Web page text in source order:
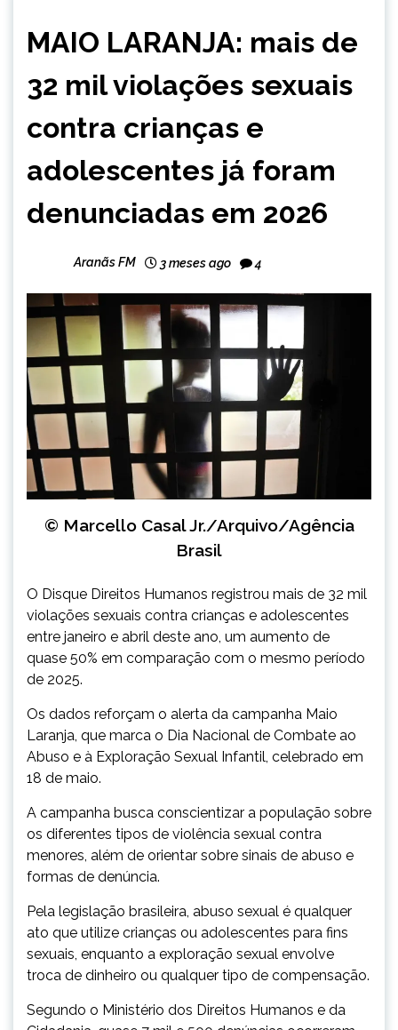
NOTÍCIAS
MAIO LARANJA: mais de
32 mil violações sexuais
contra crianças e
adolescentes já foram
denunciadas em 2026
Aranãs FM 3 meses ago 4
© Marcello Casal Jr./Arquivo/Agência
Brasil
O Disque Direitos Humanos registrou mais de 32 mil
violações sexuais contra crianças e adolescentes
entre janeiro e abril deste ano, um aumento de
quase 50% em comparação com o mesmo período
de 2025.
Os dados reforçam o alerta da campanha Maio
Laranja, que marca o Dia Nacional de Combate ao
Abuso e à Exploração Sexual Infantil, celebrado em
18 de maio.
A campanha busca conscientizar a população sobre
os diferentes tipos de violência sexual contra
menores, além de orientar sobre sinais de abuso e
formas de denúncia.
Pela legislação brasileira, abuso sexual é qualquer
ato que utilize crianças ou adolescentes para fins
sexuais, enquanto a exploração sexual envolve
troca de dinheiro ou qualquer tipo de compensação.
Segundo o Ministério dos Direitos Humanos e da